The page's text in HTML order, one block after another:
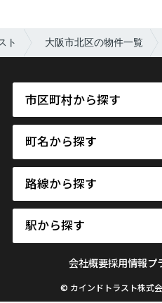
ト 大阪市北区の物件一覧
市区町村から探す
町名から探す
路線から探す
駅から探す
会社概要採用情報プ
© カインドトラスト株式